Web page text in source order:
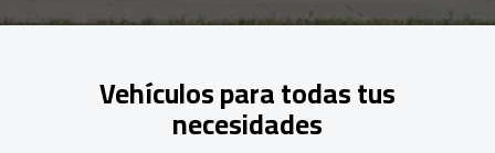
Vehículos para todas tus
necesidades